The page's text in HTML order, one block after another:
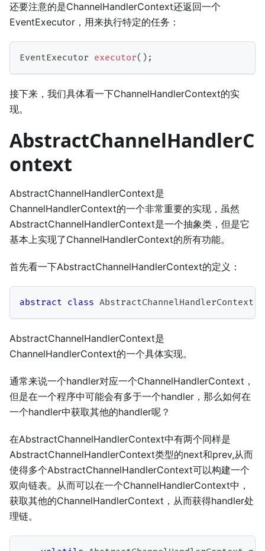
还要注意的是ChannelHandlerContext还返回一个
EventExecutor，用来执行特定的任务：
EventExecutor executor( ) ;
接下来，我们具体看一下ChannelHandlerContext的实
现。
AbstractChannelHandlerC
ontext
AbstractChannelHandlerContext是
ChannelHandlerContext的一个非常重要的实现，虽然
AbstractChannelHandlerContext是一个抽象类，但是它
基本上实现了ChannelHandlerContext的所有功能。
首先看一下AbstractChannelHandlerContext的定义：
abstract class AbstractChannelHandlerContext
AbstractChannelHandlerContext是
ChannelHandlerContext的一个具体实现。
通常来说一个handler对应一个ChannelHandlerContext，
但是在一个程序中可能会有多于一个handler，那么如何在
一个handler中获取其他的handler呢？
在AbstractChannelHandlerContext中有两个同样是
AbstractChannelHandlerContext类型的next和prev,从而
使得多个AbstractChannelHandlerContext可以构建一个
双向链表。从而可以在一个ChannelHandlerContext中，
获取其他的ChannelHandlerContext，从而获得handler处
理链。